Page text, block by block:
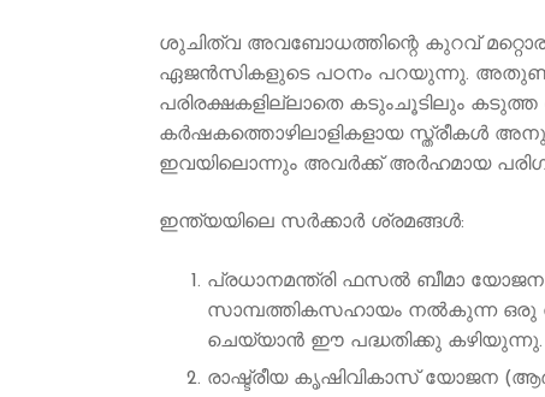
ശുചിത്വ അവബോധത്തിന്റെ കുറവ്
ഏജന്‍സികളുടെ പഠനം പറയുന്നു.
പരിരക്ഷകളില്ലാതെ കടുംചൂടിലും
കർഷകത്തൊഴിലാളികളായ സ്ത്രീകള്‍
ഇവയിലൊന്നും അവര്‍ക്ക് അര്‍ഹമായ
ഇന്ത്യയിലെ സർക്കാർ ശ്രമങ്ങൾ:
പ്രധാനമന്ത്രി ഫസൽ ബീമാ യോജന
സാമ്പത്തികസഹായം നൽകുന്ന ഒരു
ചെയ്യാന്‍ ഈ പദ്ധതിക്കു കഴിയുന്നു.
രാഷ്ട്രീയ കൃഷിവികാസ് യോജന